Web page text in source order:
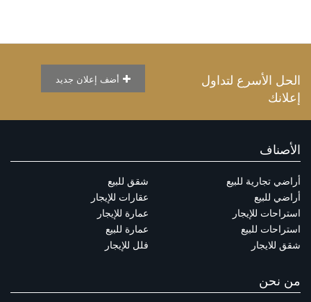
الحل الأسرع لتداول
إعلانك
أضف إعلان جديد
الأصناف
أراضي تجارية للبيع
أراضي للبيع
استراحات للإيجار
استراحات للبيع
شقق للايجار
شقق للبيع
عقارات للإيجار
عمارة للإيجار
عمارة للبيع
فلل للإيجار
من نحن